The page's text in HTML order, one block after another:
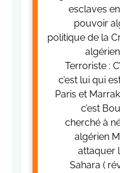
esclaves
pouvoir
politique de la
Terroriste :
c’est lui qui
Paris et
c’est
cherché à
algérien
attaquer
Sahara (